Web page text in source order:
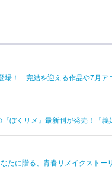
場！ 完結を迎える作品や7月
『ぼくリメ』最新刊が発売！『
たに贈る、青春リメイクスト